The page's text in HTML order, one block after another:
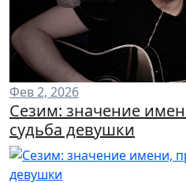
Фев 2, 2026
Сезим: значение
судьба девушки